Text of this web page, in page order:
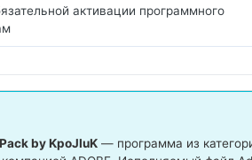
активации программного
by KpoJIuK — программа из